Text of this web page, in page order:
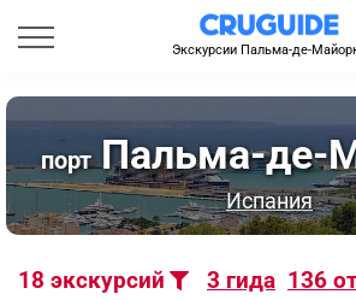
Экскурсии Пальма-де-
портПальма-де-
Испания
18 экскурсий 3 гида 136